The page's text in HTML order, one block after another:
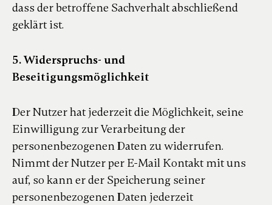
dass der betroffene Sachverhalt abschließend
geklärt ist.
5. Widerspruchs- und
Beseitigungsmöglichkeit
Der Nutzer hat jederzeit die Möglichkeit, seine
Einwilligung zur Verarbeitung der
personenbezogenen Daten zu widerrufen.
Nimmt der Nutzer per E-Mail Kontakt mit uns
auf, so kann er der Speicherung seiner
personenbezogenen Daten jederzeit